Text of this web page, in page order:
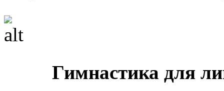
Гимнастика для